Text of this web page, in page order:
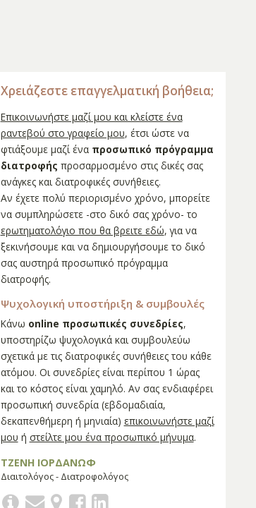
Χρειάζεστε επαγγελματική βοήθεια;
Επικοινωνήστε μαζί μου και κλείστε ένα
ραντεβού στο γραφείο μου, έτσι ώστε να
φτιάξουμε μαζί ένα προσωπικό πρόγραμμα
διατροφής προσαρμοσμένο στις δικές σας
ανάγκες και διατροφικές συνήθειες.
Αν έχετε πολύ περιορισμένο χρόνο, μπορείτε
να συμπληρώσετε -στο δικό σας χρόνο- το
ερωτηματολόγιο που θα βρειτε εδώ, για να
ξεκινήσουμε και να δημιουργήσουμε το δικό
σας αυστηρά προσωπικό πρόγραμμα
διατροφής.
Ψυχολογική υποστήριξη & συμβουλές
Κάνω online προσωπικές συνεδρίες,
υποστηρίζω ψυχολογικά και συμβουλεύω
σχετικά με τις διατροφικές συνήθειες του κάθε
ατόμου. Οι συνεδρίες είναι περίπου 1 ώρας
και το κόστος είναι χαμηλό. Αν σας ενδιαφέρει
προσωπική συνεδρία (εβδομαδιαία,
δεκαπενθήμερη ή μηνιαία) επικοινωνήστε μαζί
μου ή στείλτε μου ένα προσωπικό μήνυμα.
ΤΖΕΝΗ ΙΟΡΔΑΝΩΦ
Διαιτολόγος - Διατροφολόγος